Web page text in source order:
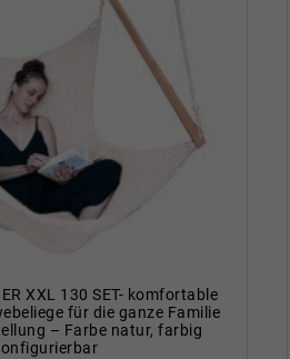
XXL 130 SET- komfortable
für die ganze Familie
– Farbe natur, farbig